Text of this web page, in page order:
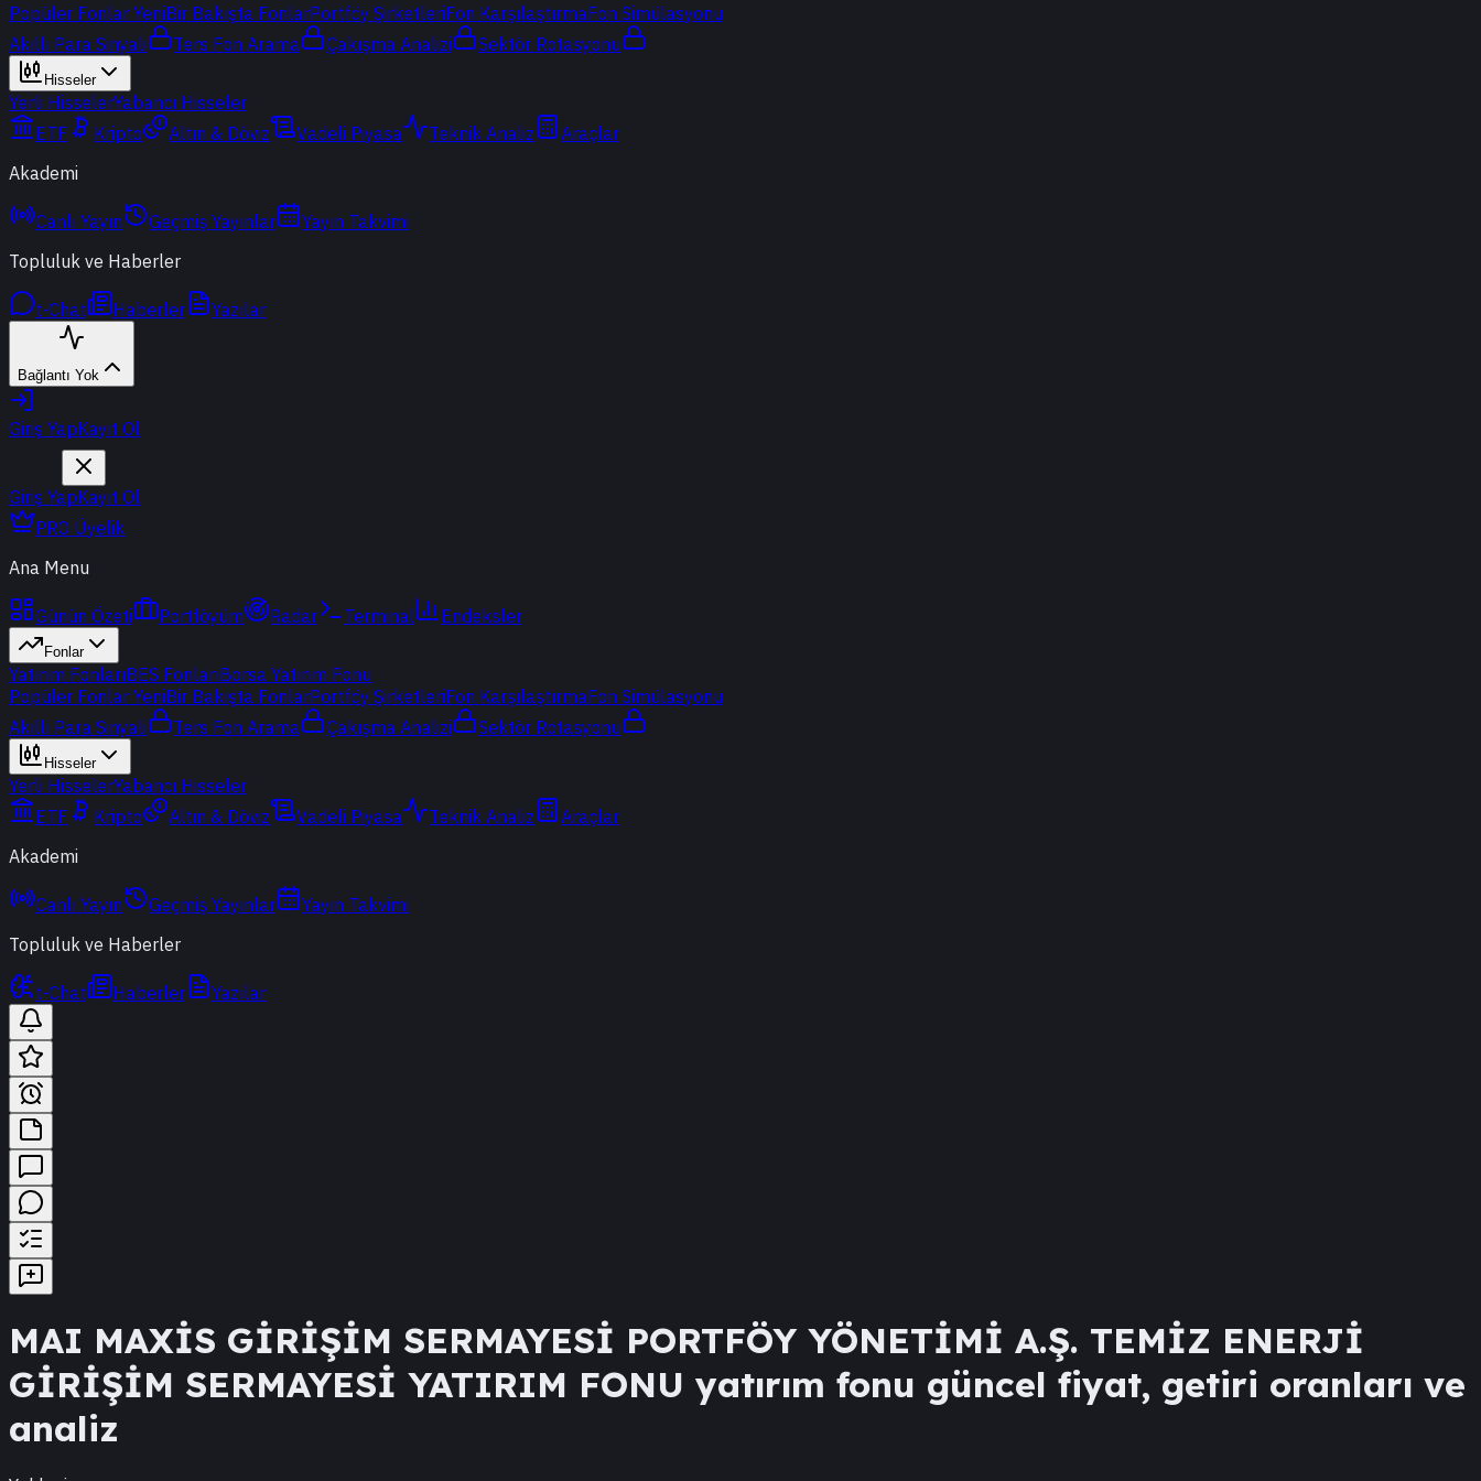
Popüler Fonlar YeniBir Bakışta FonlarPortföy ŞirketleriFon KarşılaştırmaFon Simülasyonu
Akıllı Para Sinyali
Ters Fon Arama Çakışma Analizi Sektör Rotasyonu
Hisseler
Yerli HisselerYabancı Hisseler
ETF
Kripto Altın & Döviz Vadeli Piyasa Teknik Analiz
Araçlar
Akademi
Canlı Yayın Geçmiş Yayınlar
Yayın Takvimi
Topluluk ve Haberler
t-Chat Haberler Yazılar
Bağlantı Yok
Giriş YapKayıt Ol
Giriş YapKayıt Ol
PRO Üyelik
Ana Menu
Günün Özeti Portföyüm Radar Terminal Endeksler
Fonlar
Yatırım FonlarıBES FonlarıBorsa Yatırım Fonu
Popüler Fonlar YeniBir Bakışta FonlarPortföy ŞirketleriFon KarşılaştırmaFon Simülasyonu
Akıllı Para Sinyali
Ters Fon Arama Çakışma Analizi Sektör Rotasyonu
Hisseler
Yerli HisselerYabancı Hisseler
ETF
Kripto Altın & Döviz Vadeli Piyasa Teknik Analiz
Araçlar
Akademi
Canlı Yayın Geçmiş Yayınlar
Yayın Takvimi
Topluluk ve Haberler
t-Chat Haberler Yazılar
MAI MAXİS GİRİŞİM SERMAYESİ PORTFÖY YÖNETİMİ A.Ş. TEMİZ ENERJİ
GİRİŞİM SERMAYESİ YATIRIM FONU yatırım fonu güncel fiyat, getiri oranları ve
analiz